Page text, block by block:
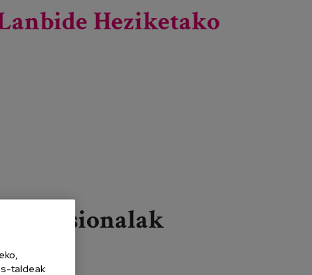
Heziketako
Profesionalak
irakurri
taldeak